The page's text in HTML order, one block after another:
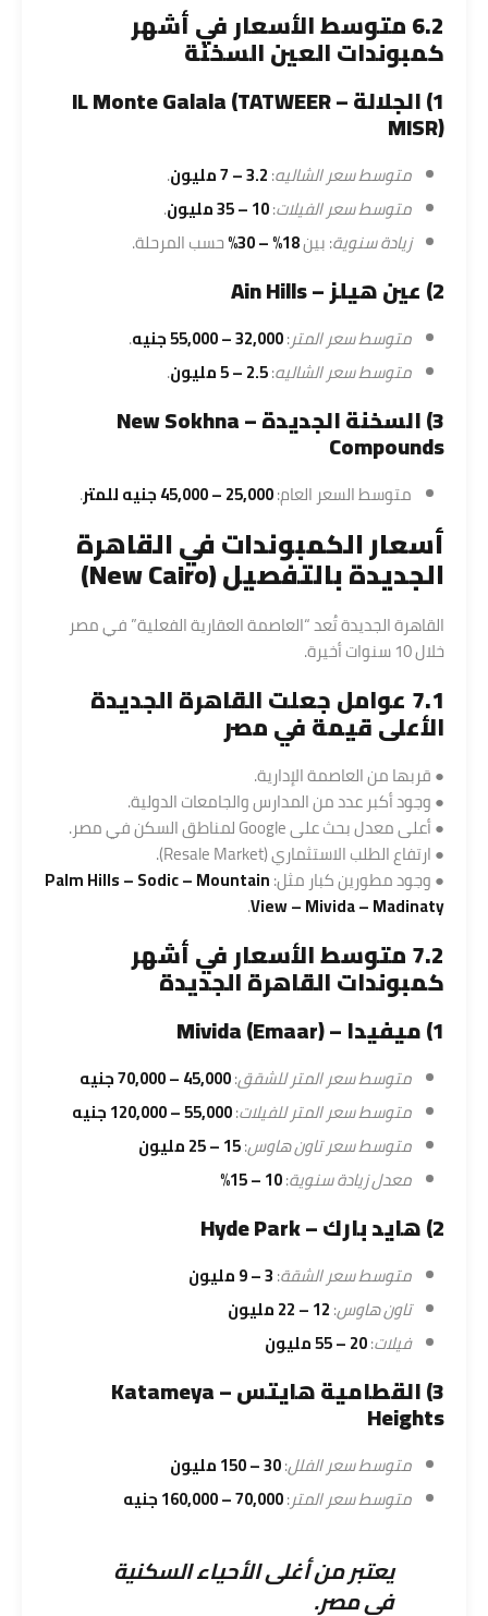
6.2 متوسط الأسعار في أشهر
كمبوندات العين السخنة
1) الجلالة – IL Monte Galala (TATWEER
MISR)
متوسط سعر الشاليه:3.2 – 7 مليون
.
متوسط سعر الفيلات:10 – 35 مليون
.
زيادة سنوية: بين18% – 30% حسب المرحلة.
2) عين هيلز – Ain Hills
متوسط سعر المتر:32,000 – 55,000 جنيه
.
متوسط سعر الشاليه:2.5 – 5 مليون .
3) السخنة الجديدة – New Sokhna
Compounds
متوسط السعر العام:25,000 – 45,000 جنيه للمتر .
أسعار الكمبوندات في القاهرة
الجديدة بالتفصيل (New Cairo)
القاهرة الجديدة تُعد “العاصمة العقارية الفعلية” في مصر
خلال 10 سنوات أخيرة.
7.1 عوامل جعلت القاهرة الجديدة
الأعلى قيمة في مصر
● قربها من العاصمة الإدارية.
● وجود أكبر عدد من المدارس والجامعات الدولية.
● أعلى معدل بحث على Google لمناطق السكن في مصر.
● ارتفاع الطلب الاستثماري (Resale Market).
● وجود مطورين كبار مثل:Palm Hills – Sodic – Mountain
View – Mivida – Madinaty
.
7.2 متوسط الأسعار في أشهر
كمبوندات القاهرة الجديدة
1) ميفيدا – Mivida (Emaar)
متوسط سعر المتر للشقق:45,000 – 70,000 جنيه
متوسط سعر المتر للفيلات:55,000 – 120,000 جنيه
متوسط سعر تاون هاوس:15 – 25 مليون
معدل زيادة سنوية:
10 – 15%
2) هايد بارك – Hyde Park
متوسط سعر الشقة:3 – 9 مليون
تاون هاوس:12 – 22 مليون
فيلات:20 – 55 مليون
3) القطامية هايتس – Katameya
Heights
متوسط سعر الفلل:30 – 150 مليون
متوسط سعر المتر:70,000 – 160,000 جنيه
يعتبر من أغلى الأحياء السكنية
في مصر.